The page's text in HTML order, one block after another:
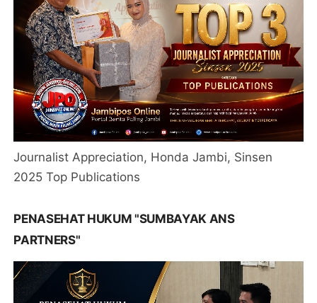
Journalist Appreciation, Honda Jambi, Sinsen
2025 Top Publications
PENASEHAT HUKUM "SUMBAYAK ANS
PARTNERS"